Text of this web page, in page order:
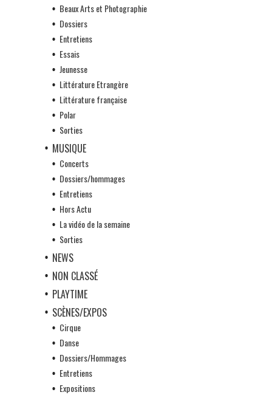
Beaux Arts et Photographie
Dossiers
Entretiens
Essais
Jeunesse
Littérature Etrangère
Littérature française
Polar
Sorties
MUSIQUE
Concerts
Dossiers/hommages
Entretiens
Hors Actu
La vidéo de la semaine
Sorties
NEWS
NON CLASSÉ
PLAYTIME
SCÈNES/EXPOS
Cirque
Danse
Dossiers/Hommages
Entretiens
Expositions